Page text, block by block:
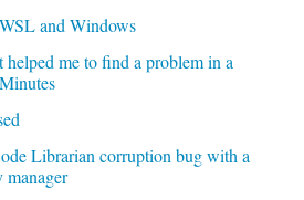
and Windows
me to find a problem in a
Librarian corruption bug with a
manager